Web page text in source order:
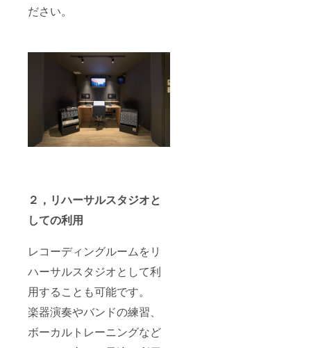
ださい。
２，リハーサルスタジオと
しての利用
レコーディングルームをリ
ハーサルスタジオとして利
用することも可能です。
楽器演奏やバンドの練習、
ボーカルトレーニングなど